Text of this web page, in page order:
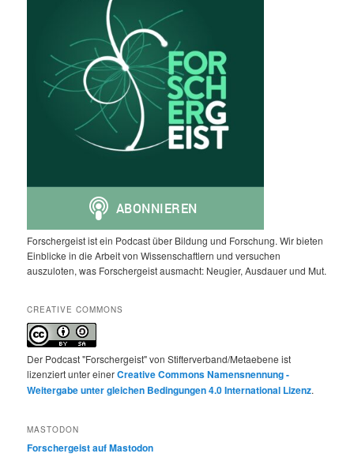
Forschergeist ist ein Podcast über Bildung und Forschung. Wir bieten
Einblicke in die Arbeit von Wissenschaftlern und versuchen
auszuloten, was Forschergeist ausmacht: Neugier, Ausdauer und Mut.
CREATIVE COMMONS
Der Podcast "Forschergeist" von Stifterverband/Metaebene ist
lizenziert unter einerCreative Commons Namensnennung -
Weitergabe unter gleichen Bedingungen 4.0 International Lizenz.
MASTODON
Forschergeist auf Mastodon